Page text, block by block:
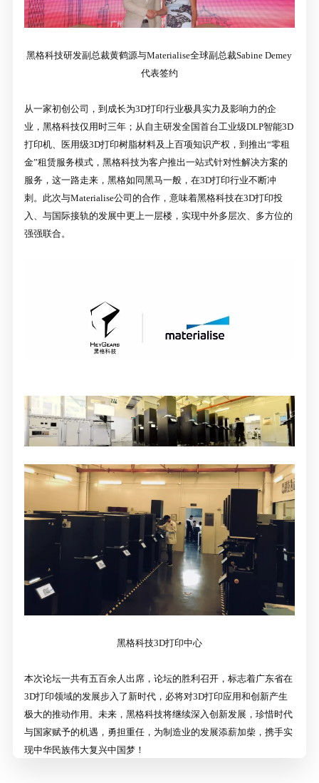
黑格科技研发副总裁黄鹤源与Materialise全球副总裁Sabine Demey
代表签约
从一家初创公司，到成长为3D打印行业极具实力及影响力的企
业，黑格科技仅用时三年；从自主研发全国首台工业级DLP智能3D
打印机、医用级3D打印树脂材料及上百项知识产权，到推出“零租
金”租赁服务模式，黑格科技为客户推出一站式针对性解决方案的
服务，这一路走来，黑格如同黑马一般，在3D打印行业不断冲
刺。此次与Materialise公司的合作，意味着黑格科技在3D打印投
入、与国际接轨的发展中更上一层楼，实现中外多层次、多方位的
强强联合。
黑格科技3D打印中心
本次论坛一共有五百余人出席，论坛的胜利召开，标志着广东省在
3D打印领域的发展步入了新时代，必将对3D打印应用和创新产生
极大的推动作用。未来，黑格科技将继续深入创新发展，珍惜时代
与国家赋予的机遇，勇担重任，为制造业的发展添薪加柴，携手实
现中华民族伟大复兴中国梦！